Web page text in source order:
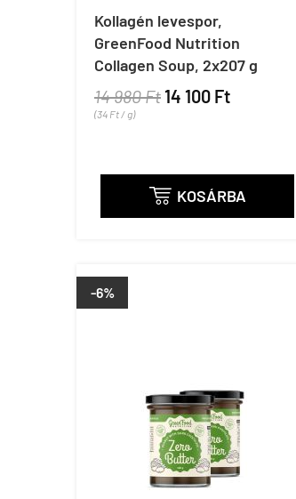
Kollagén levespor,
GreenFood Nutrition
Collagen Soup, 2x207 g
14 980 Ft 14 100 Ft
(34 Ft / g)
 KOSÁRBA
-6%